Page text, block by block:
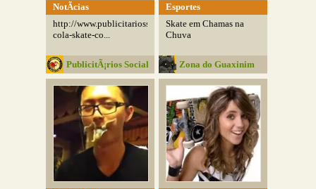
NotÃ­cias
http://www.publicitariossc.com/2015/12/coca-
cola-skate-co...
PublicitÃ¡rios Social
Club
Esportes
Skate em Chamas na
Chuva
Zona do Guaxinim